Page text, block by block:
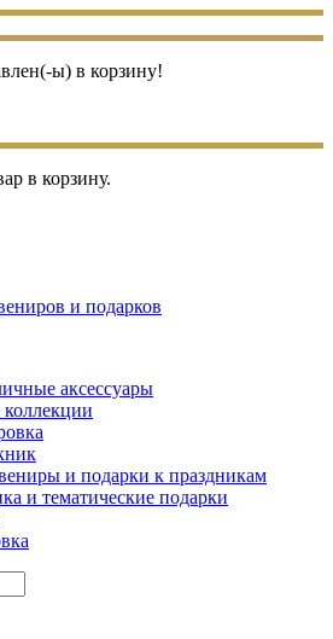
ы) в корзину!
в корзину.
аксессуары
и подарки к праздникам
и тематические подарки